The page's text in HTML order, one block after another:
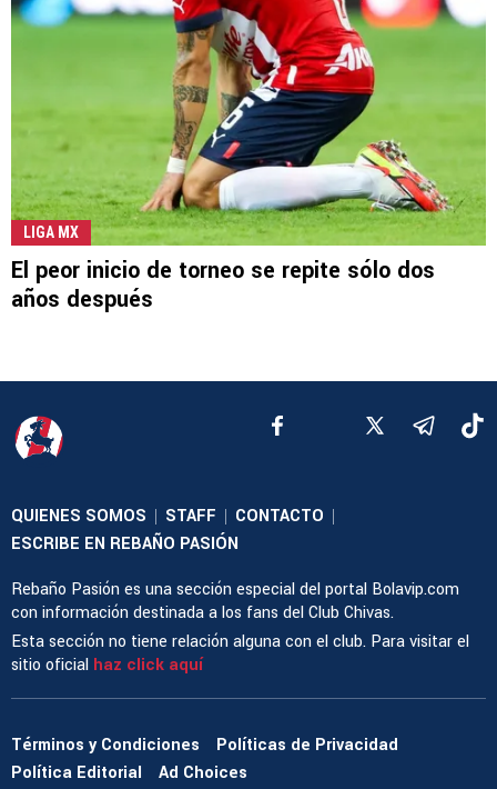
LIGA MX
El peor inicio de torneo se repite sólo dos
años después
QUIENES SOMOS | STAFF | CONTACTO |
ESCRIBE EN REBAÑO PASIÓN
Rebaño Pasión es una sección especial del portal Bolavip.com
con información destinada a los fans del Club Chivas.
Esta sección no tiene relación alguna con el club. Para visitar el
sitio oficial haz click aquí
Términos y Condiciones
Políticas de Privacidad
Política Editorial
Ad Choices